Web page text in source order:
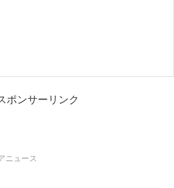
ポンサーリンク
ニュース